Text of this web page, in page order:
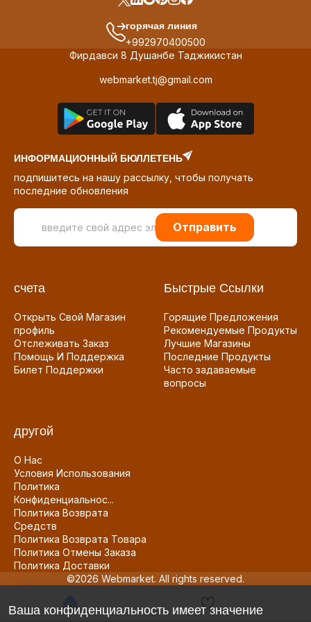
горячая линия
+992970400500
Фирдавси 8 Душанбе Таджикистан
webmarket.tj@gmail.com
ИНФОРМАЦИОННЫЙ БЮЛЛЕТЕНЬ
подпишитесь на нашу рассылку, чтобы получать
последние обновления
Отправить
счета
Открыть Свой Магазин
профиль
Отслеживать Заказ
Помощь И Поддержка
Билет Поддержки
Быстрые Ссылки
Горящие Предложения
Рекомендуемые Продукты
Лучшие Магазины
Последние Продукты
Часто задаваемые
вопросы
другой
О Нас
Условия Использования
Политика
Конфиденциальнос...
Политика Возврата
Средств
Политика Возврата Товара
Политика Отмены Заказа
Политика Доставки
©2026 Webmarket. All rights reserved.
Ваша конфиденциальность имеет значение